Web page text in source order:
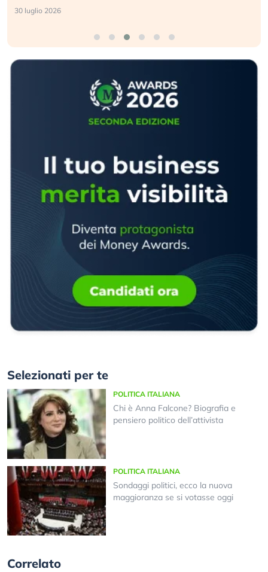
30 luglio 2026
Selezionati per te
POLITICA ITALIANA
Chi è Anna Falcone? Biografia e
pensiero politico dell’attivista
POLITICA ITALIANA
Sondaggi politici, ecco la nuova
maggioranza se si votasse oggi
Correlato